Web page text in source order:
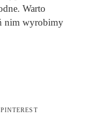
Warto
nim wyrobimy
PINTEREST